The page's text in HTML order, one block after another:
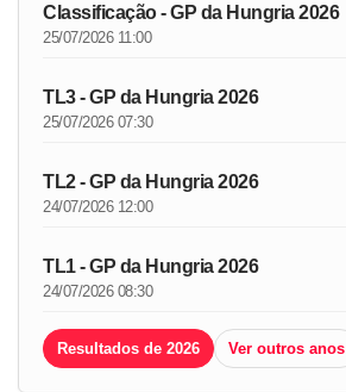
Classificação - GP da Hungria 2026
25/07/2026 11:00
TL3 - GP da Hungria 2026
25/07/2026 07:30
TL2 - GP da Hungria 2026
24/07/2026 12:00
TL1 - GP da Hungria 2026
24/07/2026 08:30
Resultados de 2026 Ver outros anos